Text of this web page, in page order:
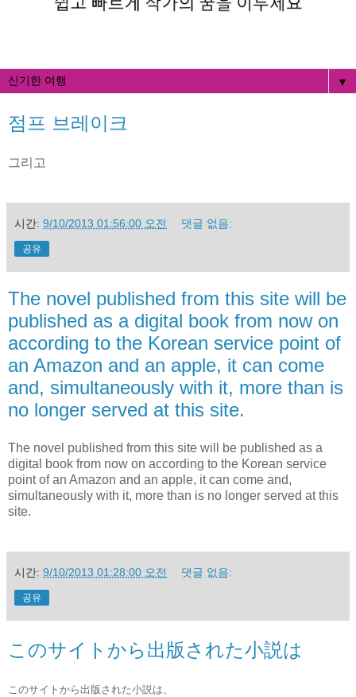
▼
점프 브레이크
그리고
시간: 9/10/2013 01:56:00 오전 댓글 없음:
공유
The novel published from this site will be
published as a digital book from now on
according to the Korean service point of
an Amazon and an apple, it can come
and, simultaneously with it, more than is
no longer served at this site.
The novel published from this site will be published as a
digital book from now on according to the Korean service
point of an Amazon and an apple, it can come and,
simultaneously with it, more than is no longer served at this
site.
시간: 9/10/2013 01:28:00 오전 댓글 없음:
공유
このサイトから出版された小説は
このサイトから出版された小説は、